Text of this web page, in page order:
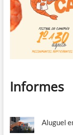
Informes
Aluguel